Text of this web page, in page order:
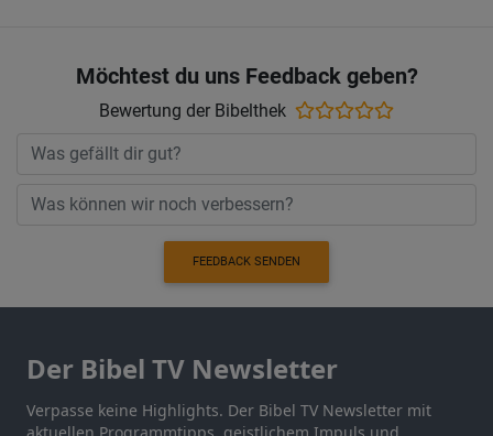
Möchtest du uns Feedback geben?
Bewertung der Bibelthek
FEEDBACK SENDEN
Der Bibel TV Newsletter
Verpasse keine Highlights. Der Bibel TV Newsletter mit